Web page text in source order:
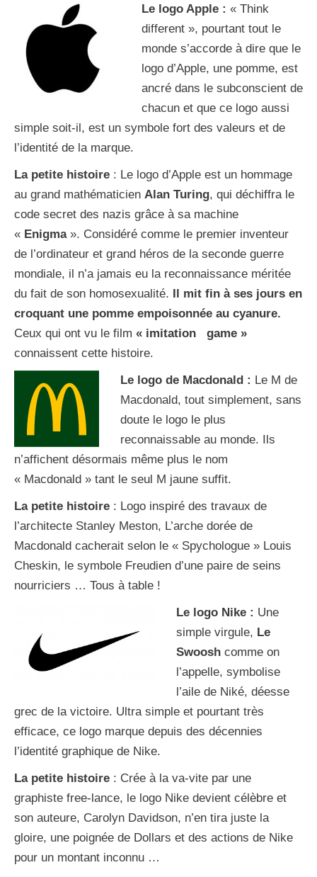
Le logo Apple : « Think
different », pourtant tout le
monde s’accorde à dire que le
logo d’Apple, une pomme, est
ancré dans le subconscient de
chacun et que ce logo aussi
simple soit-il, est un symbole fort des valeurs et de
l’identité de la marque.
La petite histoire : Le logo d’Apple est un hommage
au grand mathématicien Alan Turing, qui déchiffra le
code secret des nazis grâce à sa machine
« Enigma». Considéré comme le premier inventeur
de l’ordinateur et grand héros de la seconde guerre
mondiale, il n’a jamais eu la reconnaissance méritée
du fait de son homosexualité. Il mit fin à ses jours en
croquant une pomme empoisonnée au cyanure.
Ceux qui ont vu le film « imitation game »
connaissent cette histoire.
Le logo de Macdonald : Le M de
Macdonald, tout simplement, sans
doute le logo le plus
reconnaissable au monde. Ils
n’affichent désormais même plus le nom
« Macdonald » tant le seul M jaune suffit.
La petite histoire : Logo inspiré des travaux de
l’architecte Stanley Meston, L’arche dorée de
Macdonald cacherait selon le « Spychologue » Louis
Cheskin, le symbole Freudien d’une paire de seins
nourriciers … Tous à table !
Le logo Nike : Une
simple virgule, Le
Swoosh comme on
l’appelle, symbolise
l’aile de Niké, déesse
grec de la victoire. Ultra simple et pourtant très
efficace, ce logo marque depuis des décennies
l’identité graphique de Nike.
La petite histoire : Crée à la va-vite par une
graphiste free-lance, le logo Nike devient célèbre et
son auteure, Carolyn Davidson, n’en tira juste la
gloire, une poignée de Dollars et des actions de Nike
pour un montant inconnu …